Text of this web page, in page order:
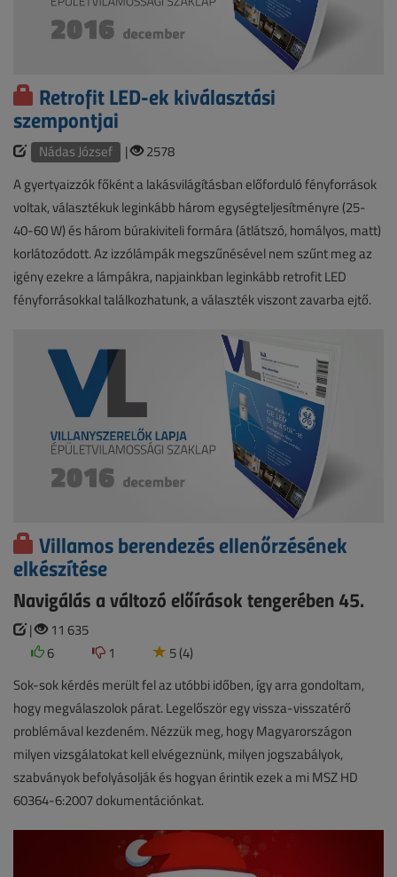
Retrofit LED-ek kiválasztási
szempontjai
Nádas József |
2578
A gyertyaizzók főként a lakásvilágításban előforduló fényforrások
voltak, választékuk leginkább három egységteljesítményre (25-
40-60 W) és három búrakiviteli formára (átlátszó, homályos, matt)
korlátozódott. Az izzólámpák megszűnésével nem szűnt meg az
igény ezekre a lámpákra, napjainkban leginkább retrofit LED
fényforrásokkal találkozhatunk, a választék viszont zavarba ejtő.
Villamos berendezés ellenőrzésének
elkészítése
Navigálás a változó előírások tengerében 45.
|
11 635
6
1
5 (4)
Sok-sok kérdés merült fel az utóbbi időben, így arra gondoltam,
hogy megválaszolok párat. Legelőször egy vissza-visszatérő
problémával kezdeném. Nézzük meg, hogy Magyarországon
milyen vizsgálatokat kell elvégeznünk, milyen jogszabályok,
szabványok befolyásolják és hogyan érintik ezek a mi MSZ HD
60364-6:2007 dokumentációnkat.